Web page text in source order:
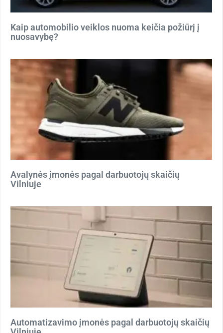
Kaip automobilio veiklos nuoma keičia požiūrį į
nuosavybę?
Avalynės įmonės pagal darbuotojų skaičių
Vilniuje
Automatizavimo įmonės pagal darbuotojų skaičių